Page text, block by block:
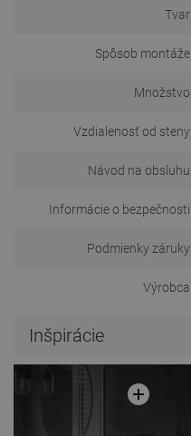
Tvar
Spôsob montáže
Množstvo
Vzdialenosť od steny
Návod na obsluhu
Informácie o bezpečnosti
Podmienky záruky
Výrobca
Inšpirácie